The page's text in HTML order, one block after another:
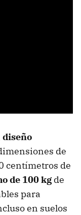
diseño
de
centímetros de
de 100 kgde
para
en suelos